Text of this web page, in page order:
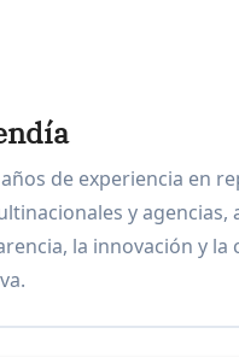
de experiencia en
y agencias,
la innovación y la